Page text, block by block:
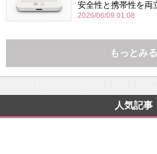
安全性と携帯性を両
2026/06/09 01:08
もっとみる
人気記事